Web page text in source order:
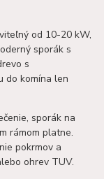
od 10-20 kW,
sporák s
s
do komína len
sporák na
rámom platne.
pokrmov a
ohrev TUV.